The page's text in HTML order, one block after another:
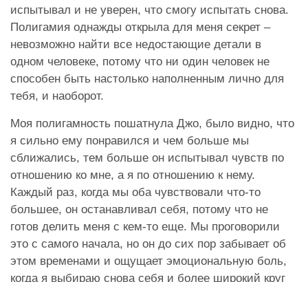
испытывал и не уверен, что смогу испытать снова.
Полигамия однажды открыла для меня секрет –
невозможно найти все недостающие детали в
одном человеке, потому что ни один человек не
способен быть настолько наполненным лично для
тебя, и наоборот.
Моя полигамность пошатнула Джо, было видно, что
я сильно ему понравился и чем больше мы
сближались, тем больше он испытывал чувств по
отношению ко мне, а я по отношению к нему.
Каждый раз, когда мы оба чувствовали что-то
большее, он останавливал себя, потому что не
готов делить меня с кем-то еще. Мы проговорили
это с самого начала, но он до сих пор забывает об
этом временами и ощущает эмоциональную боль,
когда я выбираю снова себя и более широкий круг